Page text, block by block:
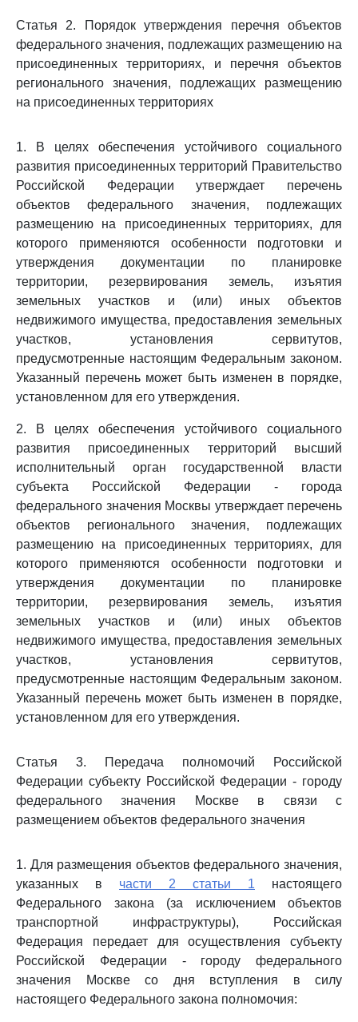
Статья 2. Порядок утверждения перечня объектов
федерального значения, подлежащих размещению на
присоединенных территориях, и перечня объектов
регионального значения, подлежащих размещению
на присоединенных территориях
1. В целях обеспечения устойчивого социального
развития присоединенных территорий Правительство
Российской Федерации утверждает перечень
объектов федерального значения, подлежащих
размещению на присоединенных территориях, для
которого применяются особенности подготовки и
утверждения документации по планировке
территории, резервирования земель, изъятия
земельных участков и (или) иных объектов
недвижимого имущества, предоставления земельных
участков, установления сервитутов,
предусмотренные настоящим Федеральным законом.
Указанный перечень может быть изменен в порядке,
установленном для его утверждения.
2. В целях обеспечения устойчивого социального
развития присоединенных территорий высший
исполнительный орган государственной власти
субъекта Российской Федерации - города
федерального значения Москвы утверждает перечень
объектов регионального значения, подлежащих
размещению на присоединенных территориях, для
которого применяются особенности подготовки и
утверждения документации по планировке
территории, резервирования земель, изъятия
земельных участков и (или) иных объектов
недвижимого имущества, предоставления земельных
участков, установления сервитутов,
предусмотренные настоящим Федеральным законом.
Указанный перечень может быть изменен в порядке,
установленном для его утверждения.
Статья 3. Передача полномочий Российской
Федерации субъекту Российской Федерации - городу
федерального значения Москве в связи с
размещением объектов федерального значения
1. Для размещения объектов федерального значения,
указанных в части 2 статьи 1 настоящего
Федерального закона (за исключением объектов
транспортной инфраструктуры), Российская
Федерация передает для осуществления субъекту
Российской Федерации - городу федерального
значения Москве со дня вступления в силу
настоящего Федерального закона полномочия: